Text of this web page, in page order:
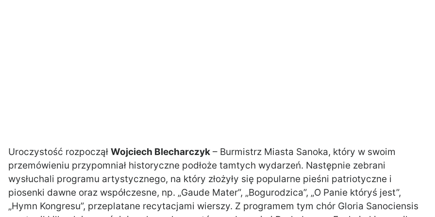
Uroczystość rozpoczął Wojciech Blecharczyk – Burmistrz Miasta Sanoka, który w swoim
przemówieniu przypomniał historyczne podłoże tamtych wydarzeń. Następnie zebrani
wysłuchali programu artystycznego, na który złożyły się popularne pieśni patriotyczne i
piosenki dawne oraz współczesne, np. „Gaude Mater”, „Bogurodzica”, „O Panie któryś jest”,
„Hymn Kongresu”, przeplatane recytacjami wierszy. Z programem tym chór Gloria Sanociensis